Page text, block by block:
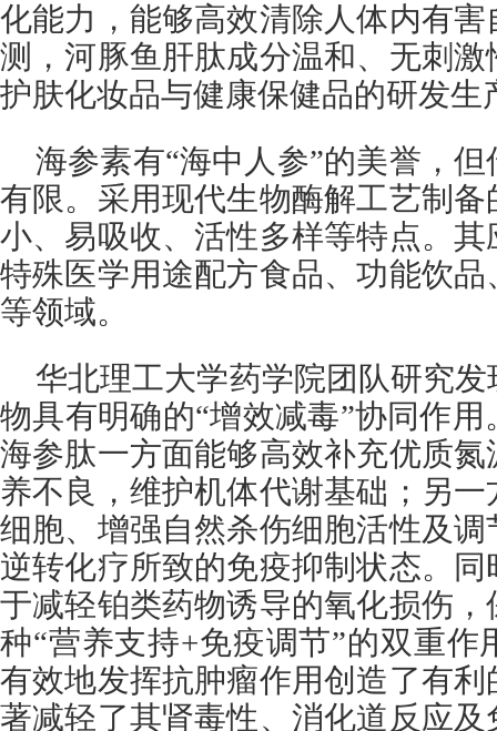
化能力，能够高效清除人体内有
测，河豚鱼肝肽成分温和、无刺
护肤化妆品与健康保健品的研发生
海参素有“海中人参”的美誉，
有限。采用现代生物酶解工艺制
小、易吸收、活性多样等特点。
特殊医学用途配方食品、功能饮
等领域。
华北理工大学药学院团队研究
物具有明确的“增效减毒”协同作
海参肽一方面能够高效补充优质
养不良，维护机体代谢基础；另
细胞、增强自然杀伤细胞活性及
逆转化疗所致的免疫抑制状态。
于减轻铂类药物诱导的氧化损伤
种“营养支持+免疫调节”的双重作
有效地发挥抗肿瘤作用创造了有
著减轻了其肾毒性、消化道反应